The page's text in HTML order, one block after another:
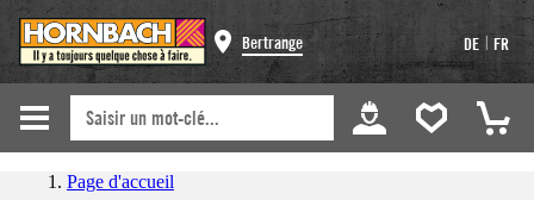
Bertrange DE | FR
Page d'accueil